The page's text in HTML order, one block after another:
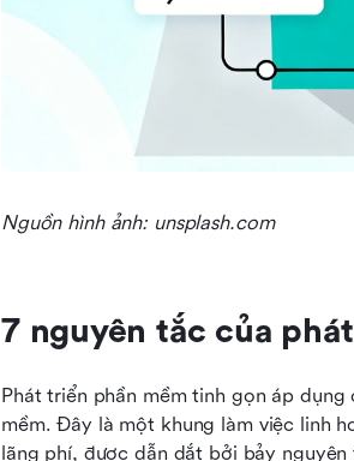
Nguồn hình ảnh: unsplash.com
7 nguyên tắc của
Phát triển phần mềm tinh gọn áp
mềm. Đây là một khung làm việc linh
lãng phí, được dẫn dắt bởi bảy